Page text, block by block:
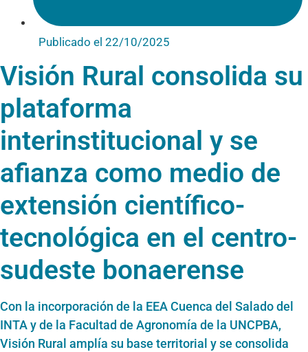
Publicado el 22/10/2025
Visión Rural consolida su
plataforma
interinstitucional y se
afianza como medio de
extensión científico-
tecnológica en el centro-
sudeste bonaerense
Con la incorporación de la EEA Cuenca del Saladodel
INTAy de la Facultad de Agronomía de la UNCPBA,
Visión Rural amplía su base territorial y se consolida